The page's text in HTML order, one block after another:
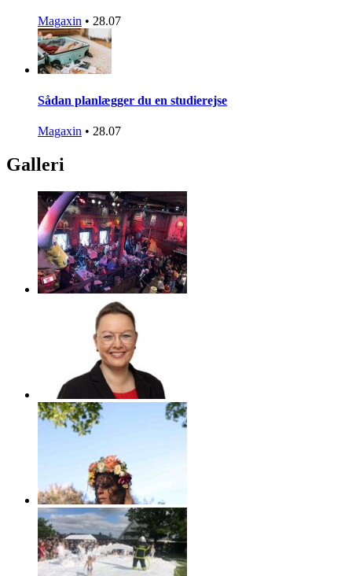
Magaxin • 28.07
Sådan planlægger du en studierejse
Magaxin • 28.07
Galleri